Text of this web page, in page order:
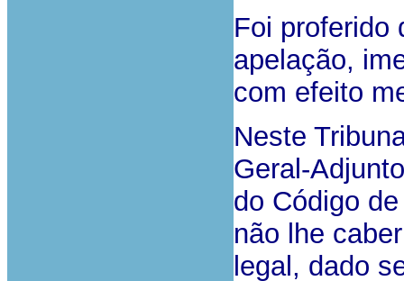
Foi proferido
apelação,
com efeito
Neste
Geral-
do Código
não lhe
legal, dado